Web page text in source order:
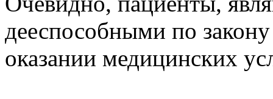
дееспособными по закону
оказании медицинских